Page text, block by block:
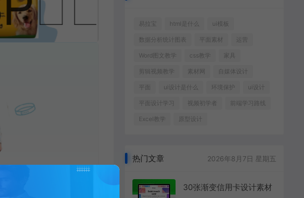
易拉宝 html是什么 ui模板
数据分析统计图表 平面素材 运营
Word图文教学 css教学 家具
剪辑视频教学 素材网 自媒体设计
平面 ui设计是什么 环境保护 ui设计
平面设计学习 视频初学者 前端学习路线
Excel教学 原型设计
热门文章 2026年8月7日 星期五
30张渐变信用卡设计素材